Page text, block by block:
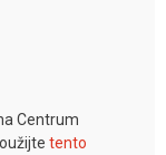
Centrum
tento